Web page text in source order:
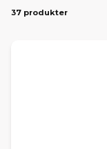
37 produkter